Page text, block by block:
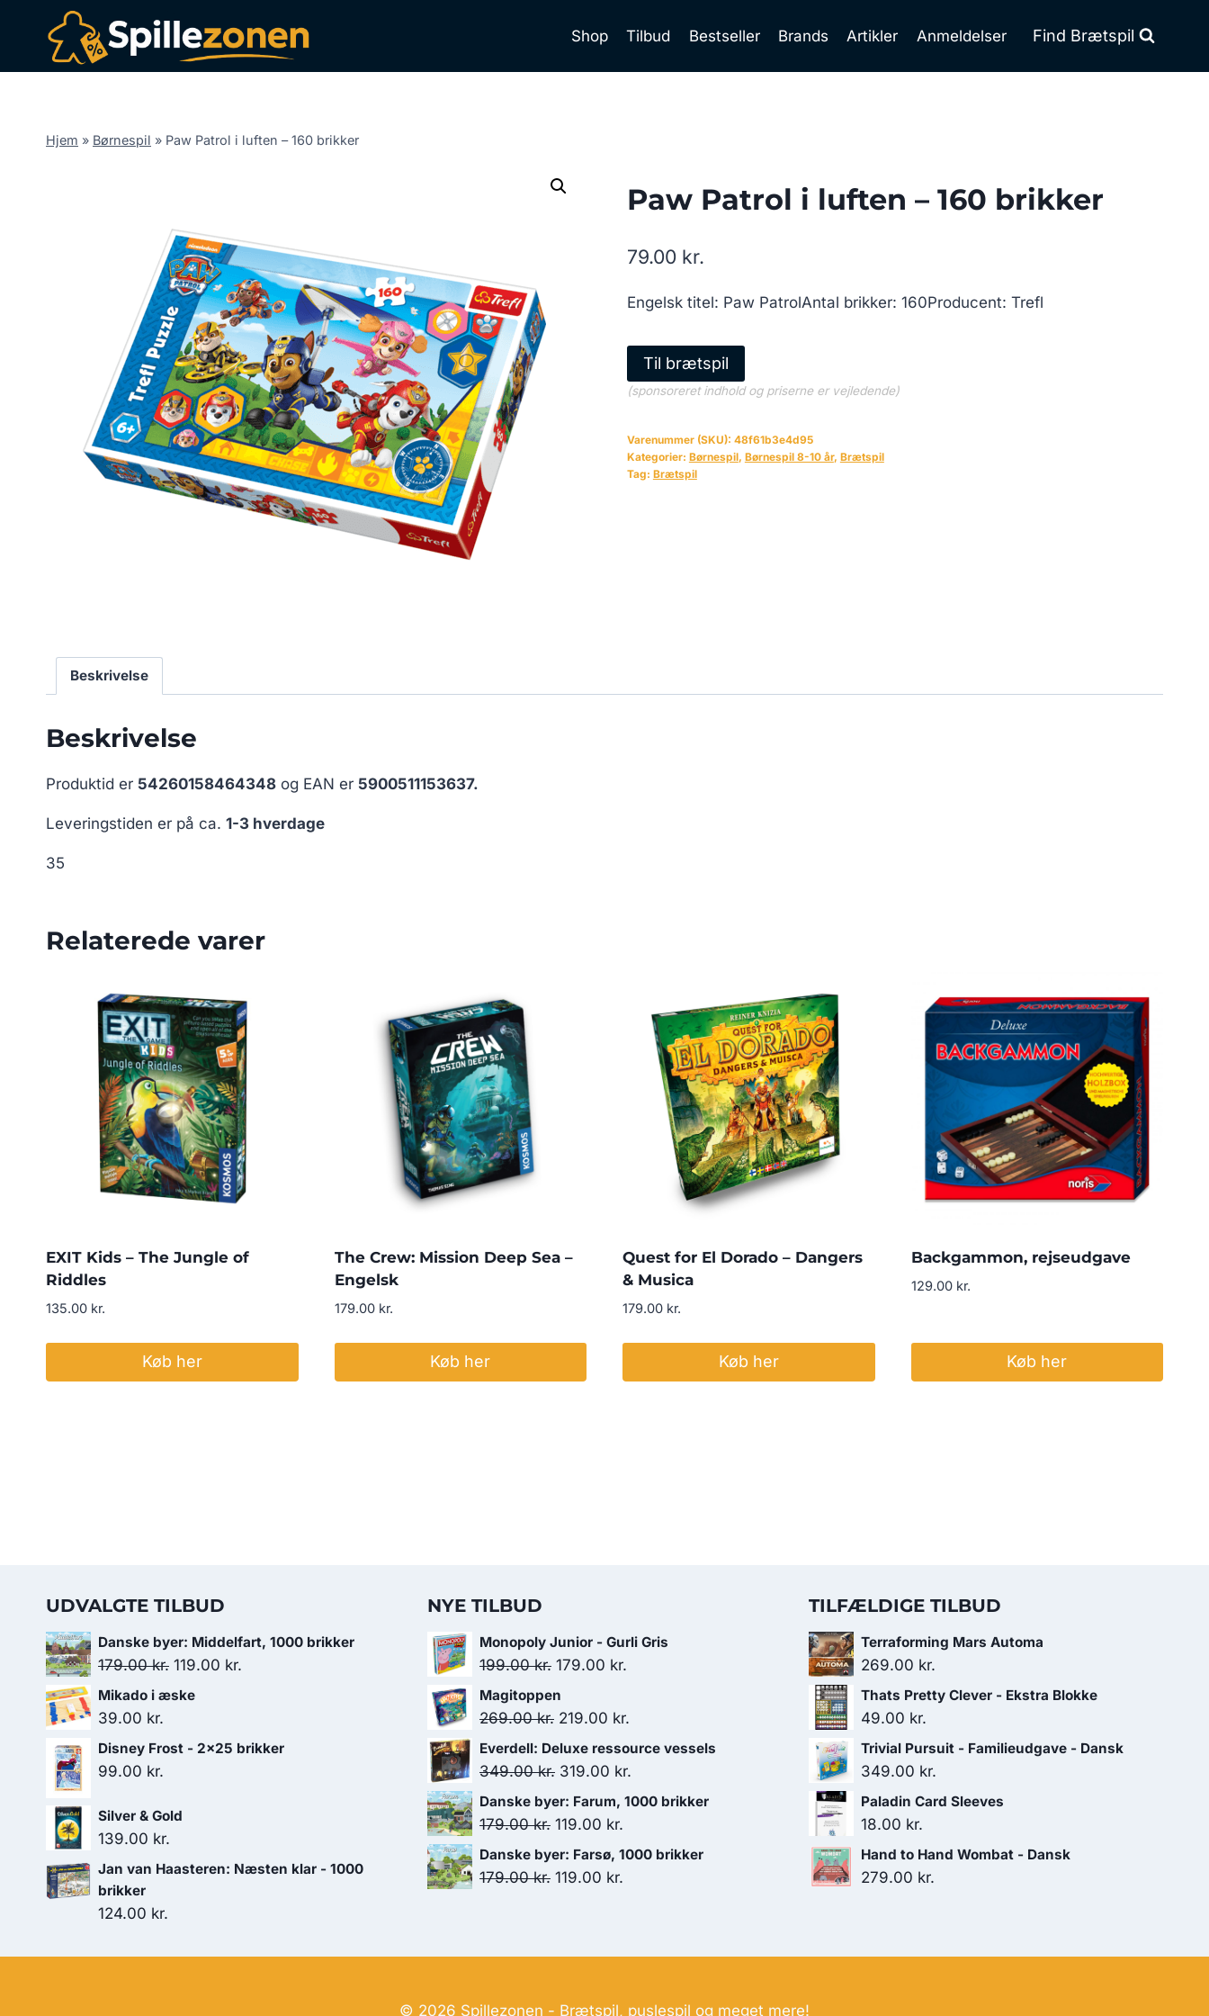
Shop Tilbud Bestseller Brands Artikler Anmeldelser Find Brætspil
Hjem » Børnespil » Paw Patrol i luften – 160 brikker
Paw Patrol i luften – 160 brikker
79.00 kr.
Engelsk titel: Paw PatrolAntal brikker: 160Producent: Trefl
Til brætspil
(sponsoreret indhold og priserne er vejledende)
Varenummer (SKU): 48f61b3e4d95
Kategorier: Børnespil, Børnespil 8-10 år, Brætspil
Tag: Brætspil
Beskrivelse
Beskrivelse
Produktid er 54260158464348 og EAN er 5900511153637.
Leveringstiden er på ca. 1-3 hverdage
35
Relaterede varer
EXIT Kids – The Jungle of
Riddles
135.00 kr.
Køb her
The Crew: Mission Deep Sea –
Engelsk
179.00 kr.
Køb her
Quest for El Dorado – Dangers
& Musica
179.00 kr.
Køb her
Backgammon, rejseudgave
129.00 kr.
Køb her
UDVALGTE TILBUD
Danske byer: Middelfart, 1000 brikker
179.00kr. Den
oprindelige
119.00 kr.
Mikado i æske
39.00 kr.
Disney Frost - 2x25 brikker
99.00 kr.
Silver & Gold
139.00 kr.
Jan van Haasteren: Næsten klar - 1000
brikker
124.00 kr.
NYE TILBUD
Monopoly Junior - Gurli Gris
199.00kr. Den
oprindelige
pris
199.00 kr..
179.00 kr.
Magitoppen
269.00kr. Den
oprindelige
pris
269.00 kr..
219.00 kr.
aktuelle
Everdell: Deluxe ressource vessels
349.00kr. Den
oprindelige
pris
349.00 kr..
319.00 kr.
aktuelle
Danske byer: Farum, 1000 brikker
179.00kr. Den
oprindelige
pris
119.00 kr.
aktuelle
Danske byer: Farsø, 1000 brikker
179.00kr. Den
119.00 kr.
TILFÆLDIGE TILBUD
Terraforming Mars Automa
269.00 kr.
Thats Pretty Clever - Ekstra Blokke
49.00 kr.
Trivial Pursuit - Familieudgave - Dansk
349.00 kr.
Paladin Card Sleeves
18.00 kr.
Hand to Hand Wombat - Dansk
279.00 kr.
© 2026 Spillezonen - Brætspil, puslespil og meget mere!